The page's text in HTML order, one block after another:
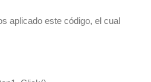
aplicado este código, el cual